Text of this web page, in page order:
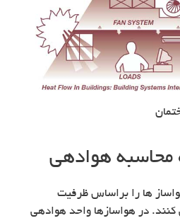
محاسبه هوادهی
ها را براساس ظرفیت
در هواسازها واحد هوادهی